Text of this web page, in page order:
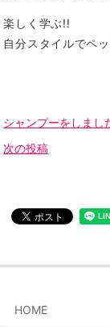
楽しく学ぶ!!
自分スタイルでペ
シャンプーをしまし
次の投稿
HOME